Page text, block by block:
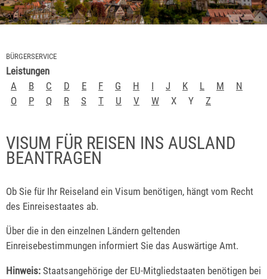
BÜRGERSERVICE
Leistungen
A
B C D E F G H I J K L M
N
O
P Q R S T U V W X Y Z
VISUM FÜR REISEN INS AUSLAND
BEANTRAGEN
Ob Sie für Ihr Reiseland ein Visum benötigen, hängt vom Recht
des Einreisestaates ab.
Über die in den einzelnen Ländern geltenden
Einreisebestimmungen informiert Sie das Auswärtige Amt.
Hinweis: Staatsangehörige der EU-Mitgliedstaaten benötigen bei